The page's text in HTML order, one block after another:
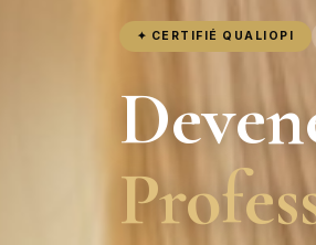
✦ CERTIFIÉ QUALIOPI